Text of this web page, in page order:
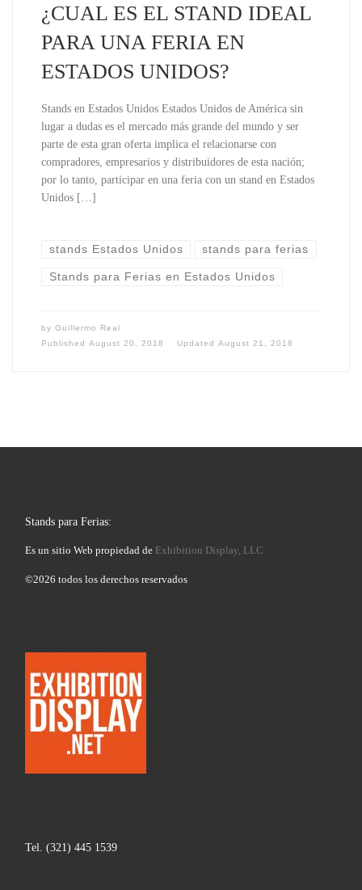
¿CUAL ES EL STAND IDEAL
PARA UNA FERIA EN
ESTADOS UNIDOS?
Stands en Estados Unidos Estados Unidos de América sin
lugar a dudas es el mercado más grande del mundo y ser
parte de esta gran oferta implica el relacionarse con
compradores, empresarios y distribuidores de esta nación;
por lo tanto, participar en una feria con un stand en Estados
Unidos […]
stands Estados Unidos stands para ferias
Stands para Ferias en Estados Unidos
by Guillermo Real
Published August 20, 2018 Updated August 21, 2018
Stands para Ferias:
Es un sitio Web propiedad de Exhibition Display, LLC
©2026 todos los derechos reservados
Tel. (321) 445 1539